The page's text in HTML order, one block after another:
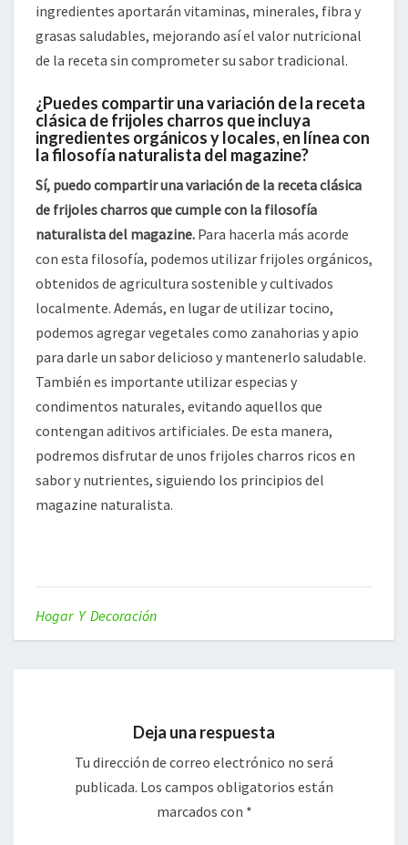
ingredientes aportarán vitaminas, minerales, fibra y
grasas saludables, mejorando así el valor nutricional
de la receta sin comprometer su sabor tradicional.
¿Puedes compartir una variación de la receta
clásica de frijoles charros que incluya
ingredientes orgánicos y locales, en línea con
la filosofía naturalista del magazine?
Sí, puedo compartir una variación de la receta clásica
de frijoles charros que cumple con la filosofía
naturalista del magazine. Para hacerla más acorde
con esta filosofía, podemos utilizar frijoles orgánicos,
obtenidos de agricultura sostenible y cultivados
localmente. Además, en lugar de utilizar tocino,
podemos agregar vegetales como zanahorias y apio
para darle un sabor delicioso y mantenerlo saludable.
También es importante utilizar especias y
condimentos naturales, evitando aquellos que
contengan aditivos artificiales. De esta manera,
podremos disfrutar de unos frijoles charros ricos en
sabor y nutrientes, siguiendo los principios del
magazine naturalista.
Hogar Y Decoración
Deja una respuesta
Tu dirección de correo electrónico no será
publicada. Los campos obligatorios están
marcados con *